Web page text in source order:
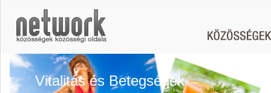
Vitalitás és Betegségek